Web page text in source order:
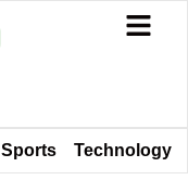
Sports Technology